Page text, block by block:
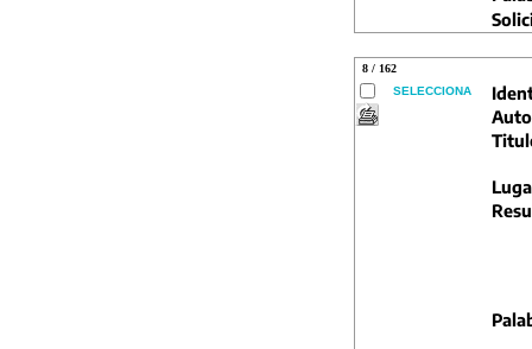
8 / 162
SELECCIONA